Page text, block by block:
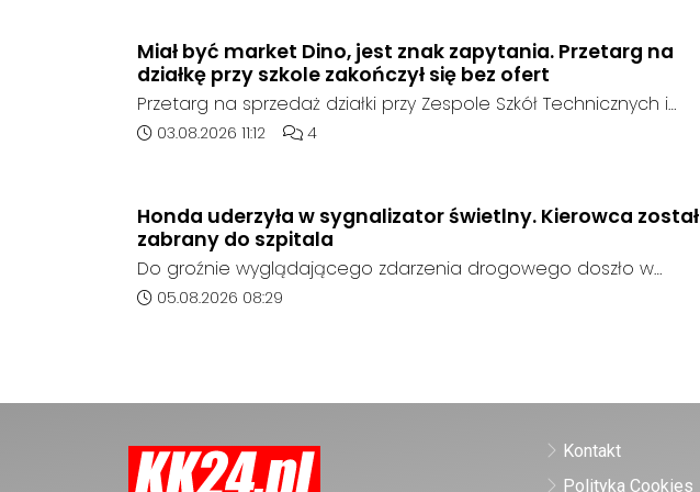
Miał być market Dino, jest znak zapytania. Przetarg na
działkę przy szkole zakończył się bez ofert
Przetarg na sprzedaż działki przy Zespole Szkół Technicznych i
Ogólnokształcących w Kędzierzynie-Koźlu zakończył się bez
oferent.
Data dodania artykułu:
03.08.2026 11:12 Liczba komentarzy artykułu:
4
Honda uderzyła w sygnalizator świetlny. Kierowca został
zabrany do szpitala
Do groźnie wyglądającego zdarzenia drogowego doszło w
środę rano w Koźlu. Około godziny 6:30 kierujący samochodem
Data dodania artykułu:
05.08.2026 08:29
Kontakt
Polityka Cookies